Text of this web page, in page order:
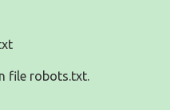
file robots.txt.